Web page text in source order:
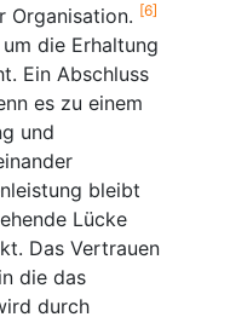
Organisation. [6]
die Erhaltung
Ein Abschluss
es zu einem
und
bleibt
Lücke
Das Vertrauen
die das
durch